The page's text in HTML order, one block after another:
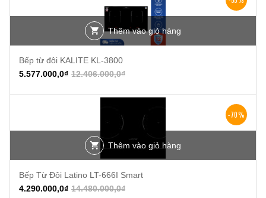
Thêm vào giỏ hàng
Bếp từ đôi KALITE KL-3800
12.406.000,0₫
5.577.000,0₫
-70%
Thêm vào giỏ hàng
Bếp Từ Đôi Latino LT-666I Smart
14.480.000,0₫
4.290.000,0₫